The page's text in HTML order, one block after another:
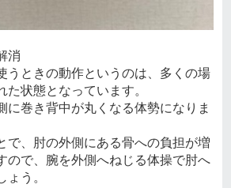
消
うときの動作というのは、多くの場
た状態となっています。
に巻き背中が丸くなる体勢になりま
で、肘の外側にある骨への負担が増
ので、腕を外側へねじる体操で肘へ
う。